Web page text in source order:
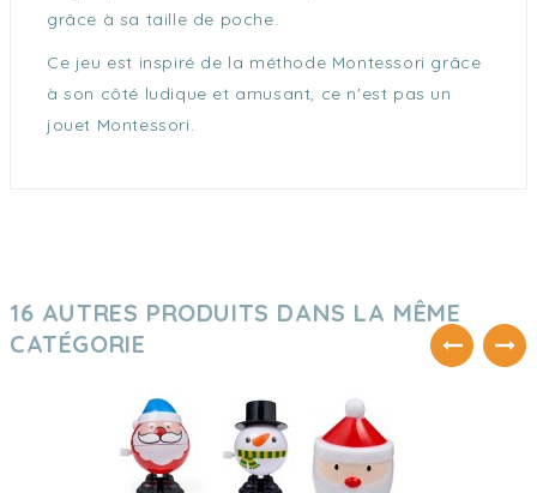
grâce à sa taille de poche.
Ce jeu est inspiré de la méthode Montessori grâce
à son côté ludique et amusant, ce n'est pas un
jouet Montessori.
16 AUTRES PRODUITS DANS LA MÊME
CATÉGORIE